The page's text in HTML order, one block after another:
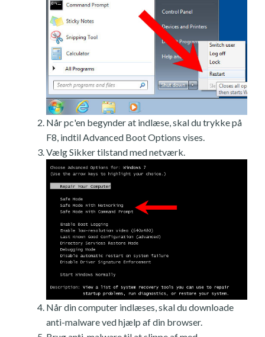
Når pc'en begynder at indlæse, skal du trykke på
F8, indtil Advanced Boot Options vises.
Vælg Sikker tilstand med netværk.
Når din computer indlæses, skal du downloade
anti-malware ved hjælp af din browser.